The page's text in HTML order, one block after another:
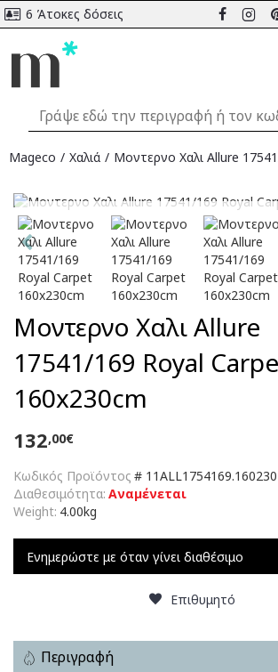
6 Άτοκες δόσεις
Mageco Χαλιά Μοντερνο Χαλι Allure
Αναμένεται
Μοντερνο Χαλι Allure
17541/169 Royal
160x230cm
Κωδικός Προϊόντος # 11ALL1754169.160230
Διαθεσιμότητα: Αναμένεται
Weight: 4.00kg
132,00€
Ενημερώστε με όταν γίνει διαθέσιμο
Επιθυμητό
Περιγραφή